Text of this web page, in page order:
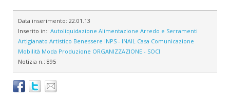
Data inserimento: 22.01.13
Inserito in:: Autoliquidazione Alimentazione Arredo e Serramenti
Artigianato Artistico Benessere INPS - INAIL Casa Comunicazione
Mobilità Moda Produzione ORGANIZZAZIONE - SOCI
Notizia n.: 895